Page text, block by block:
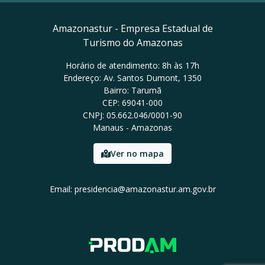
Amazonastur - Empresa Estadual de
Turismo do Amazonas
Horário de atendimento: 8h às 17h
Endereço: Av. Santos Dumont, 1350
Bairro: Tarumã
CEP: 69041-000
CNPJ: 05.662.046/0001-90
Manaus - Amazonas
Ver no mapa
Email: presidencia@amazonastur.am.gov.br